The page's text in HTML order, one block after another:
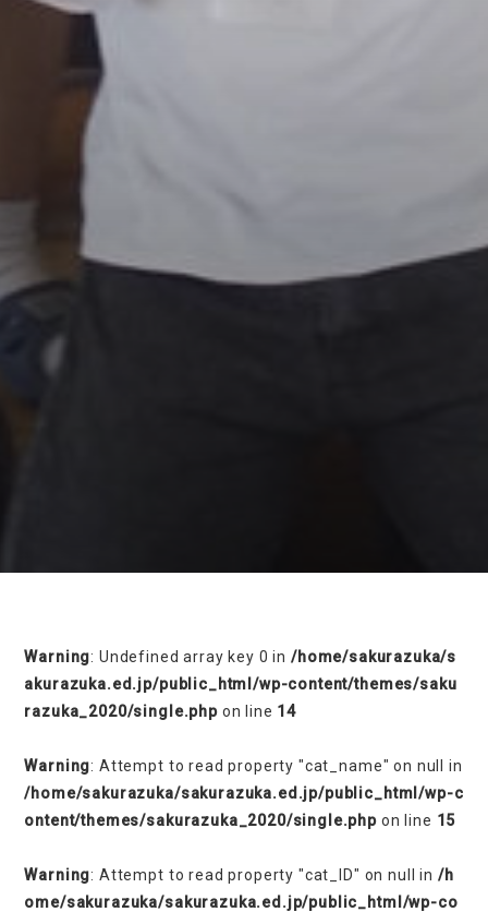
/home/sakurazuka/sakurazuka.ed.jp/public_html/wp-conten
t/themes/sakurazuka_2020/header.php
Warning: Undefined array key 0 in /home/sakurazuka/s
akurazuka.ed.jp/public_html/wp-content/themes/saku
razuka_2020/single.phpon line 14
Warning: Attempt to read property "cat_name" on null in
/home/sakurazuka/sakurazuka.ed.jp/public_html/wp-c
ontent/themes/sakurazuka_2020/single.php on line 15
Warning: Attempt to read property "cat_ID" on null in /h
ome/sakurazuka/sakurazuka.ed.jp/public_html/wp-co